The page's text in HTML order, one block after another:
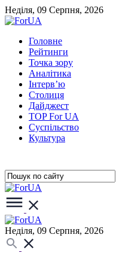
Неділя, 09 Серпня, 2026
Головне
Рейтинги
Точка зору
Аналітика
Інтерв’ю
Столиця
Дайджест
TOP For UA
Суспiльство
Культура
Неділя, 09 Серпня, 2026